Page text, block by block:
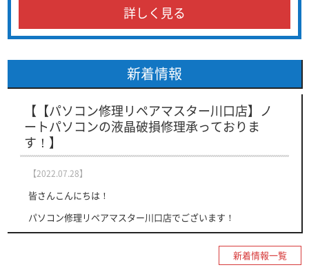
詳しく見る
新着情報
【【パソコン修理リペアマスター川口店】ノ
ートパソコンの液晶破損修理承っておりま
す！】
【2022.07.28】
皆さんこんにちは！
パソコン修理リペアマスター川口店でございます！
新着情報一覧